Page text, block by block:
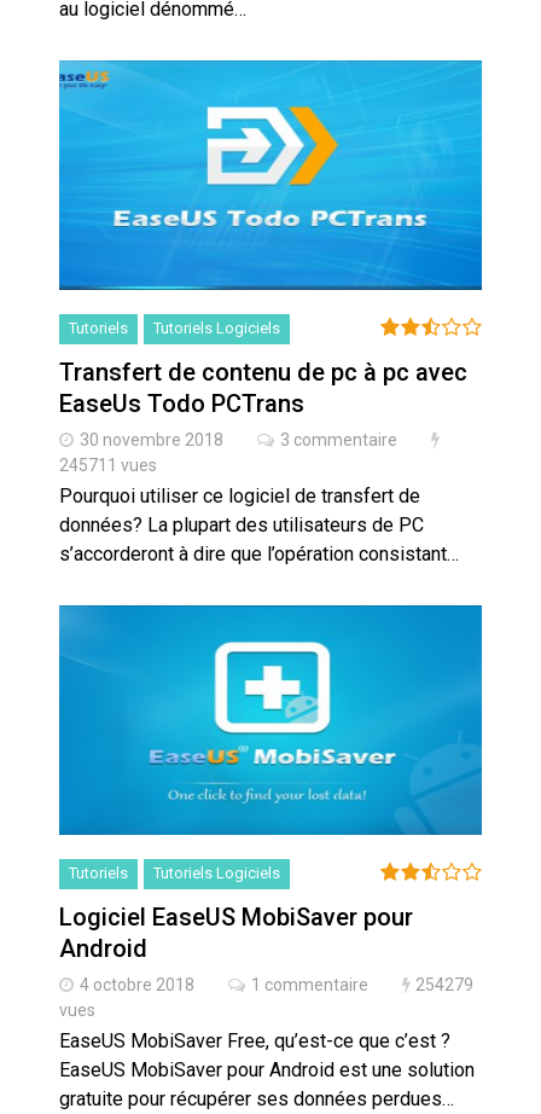
au logiciel dénommé…
Tutoriels Tutoriels Logiciels
Transfert de contenu de pc à pc avec
EaseUs Todo PCTrans
30 novembre 2018
3 commentaire
245711 vues
Pourquoi utiliser ce logiciel de transfert de
données? La plupart des utilisateurs de PC
s’accorderont à dire que l’opération consistant…
Tutoriels Tutoriels Logiciels
Logiciel EaseUS MobiSaver pour
Android
4 octobre 2018 1 commentaire
254279
vues
EaseUS MobiSaver Free, qu’est-ce que c’est ?
EaseUS MobiSaver pour Android est une solution
gratuite pour récupérer ses données perdues…